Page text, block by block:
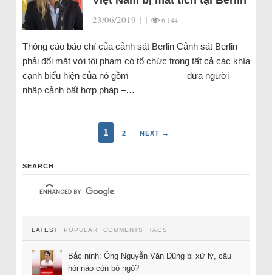
23/06/2019 | | 6.144
Thông cáo báo chí của cảnh sát Berlin Cảnh sát Berlin
phải đối mặt với tội phạm có tổ chức trong tất cả các khía
cạnh biểu hiện của nó gồm – đưa người
nhập cảnh bất hợp pháp –…
1 2 NEXT →
SEARCH
LATEST POPULAR COMMENTS TAGS
Bắc ninh: Ông Nguyễn Văn Dũng bị xử lý, câu
hỏi nào còn bỏ ngỏ?